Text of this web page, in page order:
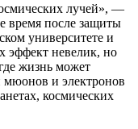
лучей», —
время после защиты
университете и
невелик, но
жизнь может
мюонов и электронов
космических